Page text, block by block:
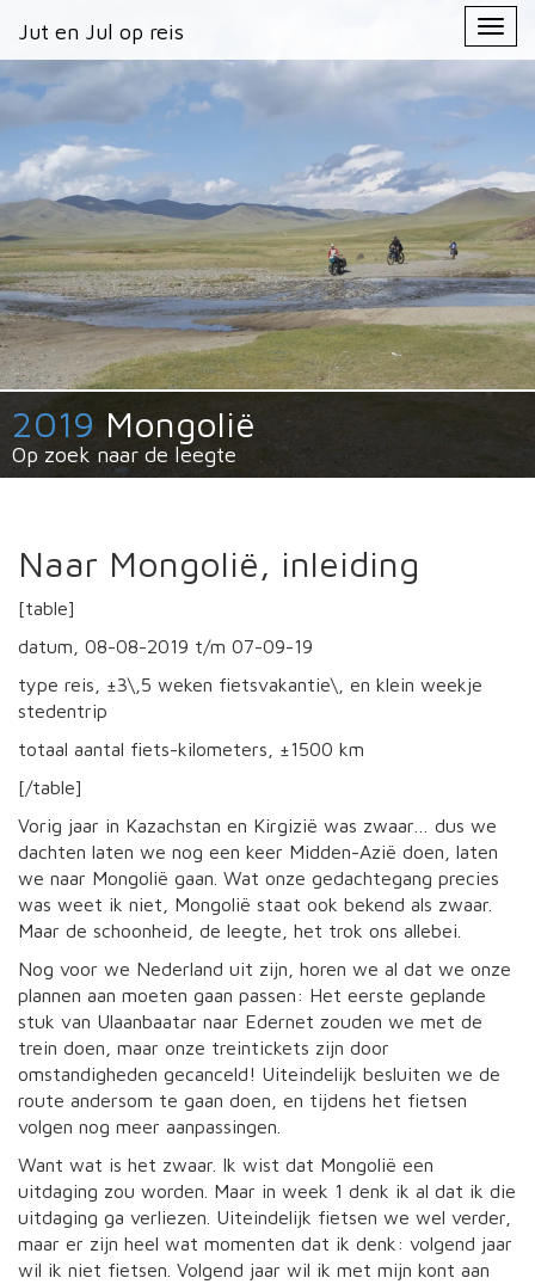
Jut en Jul op reis
Primary
Menu
Jut en Jul op reis
2019 Mongolië
Op zoek naar de leegte
Naar Mongolië, inleiding
[table]
datum, 08-08-2019 t/m 07-09-19
type reis, ±3\,5 weken fietsvakantie\, en klein weekje
stedentrip
totaal aantal fiets-kilometers, ±1500 km
[/table]
Vorig jaar in Kazachstan en Kirgizië was zwaar… dus we
dachten laten we nog een keer Midden-Azië doen, laten
we naar Mongolië gaan. Wat onze gedachtegang precies
was weet ik niet, Mongolië staat ook bekend als zwaar.
Maar de schoonheid, de leegte, het trok ons allebei.
Nog voor we Nederland uit zijn, horen we al dat we onze
plannen aan moeten gaan passen: Het eerste geplande
stuk van Ulaanbaatar naar Edernet zouden we met de
trein doen, maar onze treintickets zijn door
omstandigheden gecanceld! Uiteindelijk besluiten we de
route andersom te gaan doen, en tijdens het fietsen
volgen nog meer aanpassingen.
Want wat is het zwaar. Ik wist dat Mongolië een
uitdaging zou worden. Maar in week 1 denk ik al dat ik die
uitdaging ga verliezen. Uiteindelijk fietsen we wel verder,
maar er zijn heel wat momenten dat ik denk: volgend jaar
wil ik niet fietsen. Volgend jaar wil ik met mijn kont aan